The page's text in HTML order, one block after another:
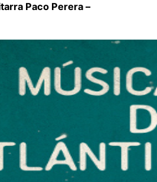
Paco Perera –